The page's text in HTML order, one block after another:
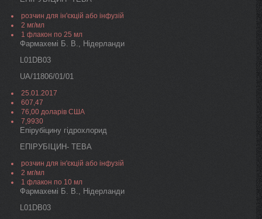
розчин для ін'єкцій або інфузій
2 мг/мл
1 флакон по 25 мл
Фармахемі Б. В., Нідерланди
L01DB03
UA/11806/01/01
25.01.2017
607,47
76,00 доларів США
7,9930
Епірубіцину гідрохлорид
ЕПІРУБІЦИН- ТЕВА
розчин для ін'єкцій або інфузій
2 мг/мл
1 флакон по 10 мл
Фармахемі Б. В., Нідерланди
L01DB03